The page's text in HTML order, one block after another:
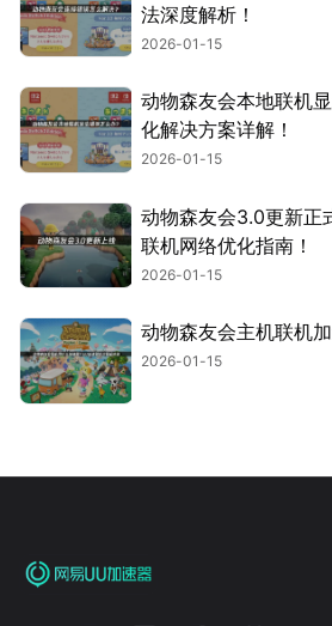
法深度解析！
2026-01-15
动物森友会本地联机
化解决方案详解！
2026-01-15
动物森友会3.0更新正
联机网络优化指南！
2026-01-15
动物森友会主机联机
2026-01-15